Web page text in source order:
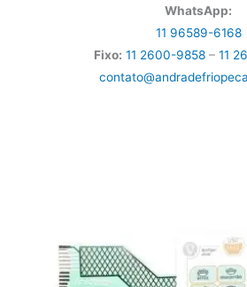
WhatsApp:
11 96589-6168
Fixo: 11 2600-9858 – 11